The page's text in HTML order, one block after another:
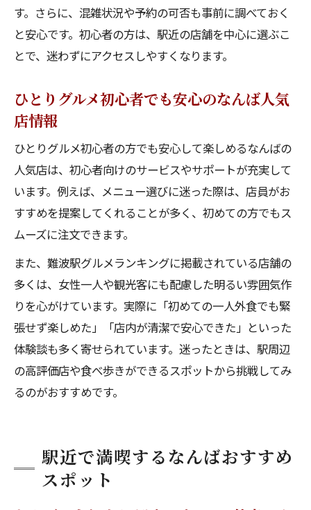
す。さらに、混雑状況や予約の可否も事前に調べておく
と安心です。初心者の方は、駅近の店舗を中心に選ぶこ
とで、迷わずにアクセスしやすくなります。
ひとりグルメ初心者でも安心のなんば人気
店情報
ひとりグルメ初心者の方でも安心して楽しめるなんばの
人気店は、初心者向けのサービスやサポートが充実して
います。例えば、メニュー選びに迷った際は、店員がお
すすめを提案してくれることが多く、初めての方でもス
ムーズに注文できます。
また、難波駅グルメランキングに掲載されている店舗の
多くは、女性一人や観光客にも配慮した明るい雰囲気作
りを心がけています。実際に「初めての一人外食でも緊
張せず楽しめた」「店内が清潔で安心できた」といった
体験談も多く寄せられています。迷ったときは、駅周辺
の高評価店や食べ歩きができるスポットから挑戦してみ
るのがおすすめです。
駅近で満喫するなんばおすすめ
スポット